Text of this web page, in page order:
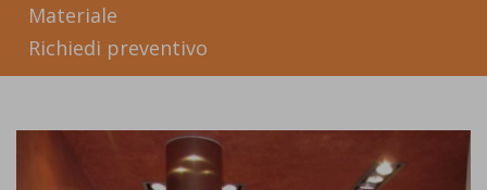
Materiale
Richiedi preventivo